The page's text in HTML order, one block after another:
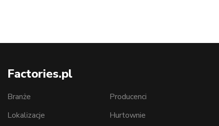
Factories.pl
Branże
Lokalizacje
Producenci
Hurtownie